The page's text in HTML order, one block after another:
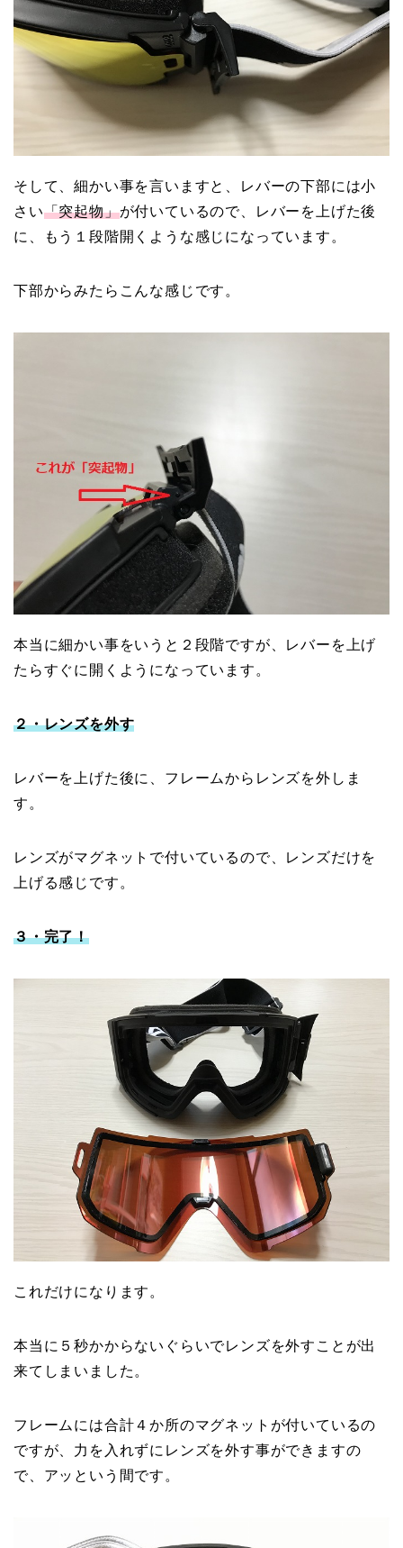
そして、細かい事を言いますと、レバーの下部には小
さい「突起物」が付いているので、レバーを上げた後
に、もう１段階開くような感じになっています。
下部からみたらこんな感じです。
本当に細かい事をいうと２段階ですが、レバーを上げ
たらすぐに開くようになっています。
２・レンズを外す
レバーを上げた後に、フレームからレンズを外しま
す。
レンズがマグネットで付いているので、レンズだけを
上げる感じです。
３・完了！
これだけになります。
本当に５秒かからないぐらいでレンズを外すことが出
来てしまいました。
フレームには合計４か所のマグネットが付いているの
ですが、力を入れずにレンズを外す事ができますの
で、アッという間です。